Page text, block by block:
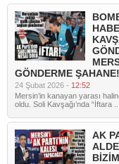
GÖNDERME ŞAHANE!
24 Şubat 2026 - 12:52
Mersin’in kanayan yarası
oldu. Soli Kavşağı’nda “İftara ...
AK